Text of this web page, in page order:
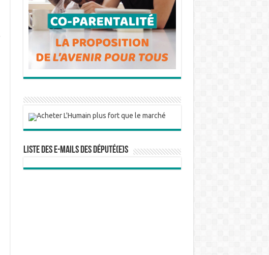
Liste des e-mails des député(e)s